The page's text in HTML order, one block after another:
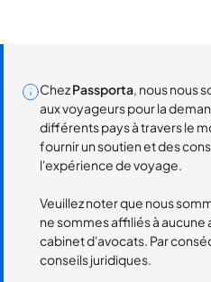
ChezPassporta, nous nous
aux voyageurs pour la
différents pays à travers le
fournir un soutien et des
l'expérience de voyage.
Veuillez noter que nous
ne sommes affiliés à
cabinet d'avocats. Par
conseils juridiques.